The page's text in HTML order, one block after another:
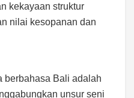
kekayaan struktur
nilai kesopanan dan
berbahasa Bali adalah
unsur seni